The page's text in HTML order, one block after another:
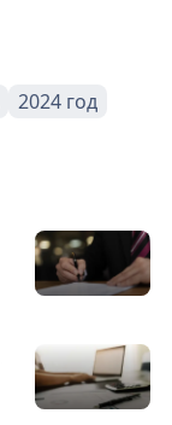
2024 год